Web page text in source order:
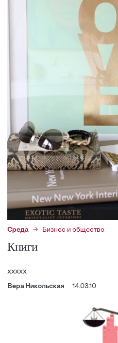
Среда Бизнес и общество
Книги
ххххх
Вера Никольская 14.03.10